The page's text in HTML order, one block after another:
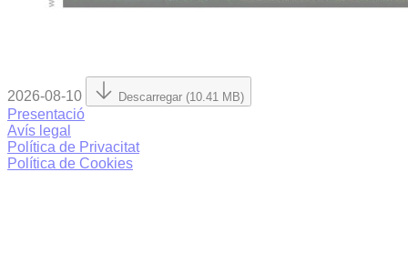
2026-08-10 Descarregar (10.41 MB)
Presentació
Avís legal
Política de Privacitat
Política de Cookies